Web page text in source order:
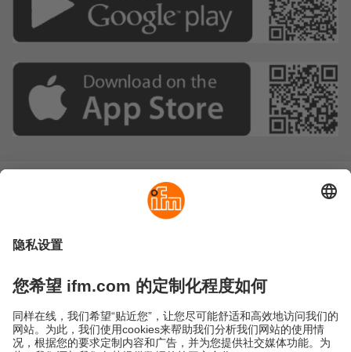
地点 (EN)
隐私政策
易福门电子(上海)有限公司
上海市浦东新区
盛夏路61弄1号楼6层
邮编: 201203